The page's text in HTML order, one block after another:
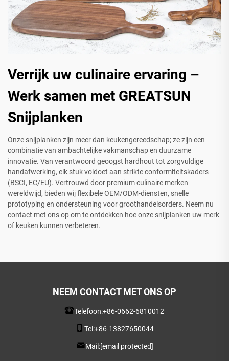
Verrijk uw culinaire ervaring –
Werk samen met GREATSUN
Snijplanken
Onze snijplanken zijn meer dan keukengereedschap; ze zijn een
combinatie van ambachtelijke vakmanschap en duurzame
innovatie. Van verantwoord geoogst hardhout tot zorgvuldige
handafwerking, elk stuk voldoet aan strikte conformiteitskaders
(BSCI, EC/EU). Vertrouwd door premium culinaire merken
wereldwijd, bieden wij flexibele OEM/ODM-diensten, snelle
prototyping en ondersteuning voor groothandelsorders. Neem nu
contact met ons op om te ontdekken hoe onze snijplanken uw merk
of keuken kunnen verbeteren.
NEEM CONTACT MET ONS OP
Telefoon:+86-0662-6810012
Tel:+86-13827650044
Mail:[email protected]